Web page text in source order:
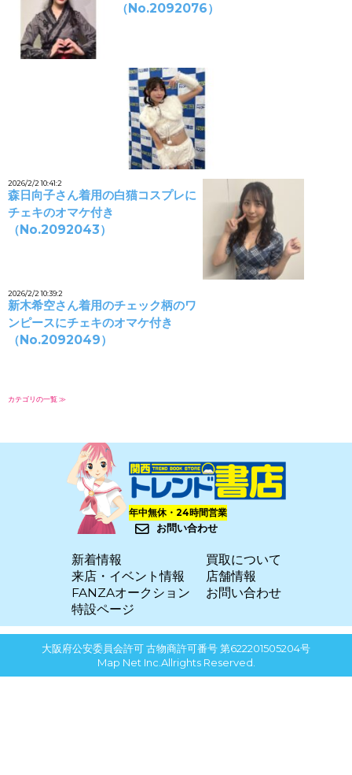
（No.2092076）
2026/2/2 10:41:2
森日向子さん着用の白猫コスプレに
チェキのオマケ付き
（No.2092043）
2026/2/2 10:39:2
新木希空さん着用のチェック柄のワ
ンピースにチェキのオマケ付き
（No.2092049）
カテゴリの一覧 ≫
年中無休・24時間営業
お問い合わせ
新着情報
来店・イベント情報
FANZAオークション
特設ページ
買取について
店舗情報
お問い合わせ
大阪府公安委員会許可 古物商許可番号 第622201505204号
Map Net Inc.Allrights Reserved.